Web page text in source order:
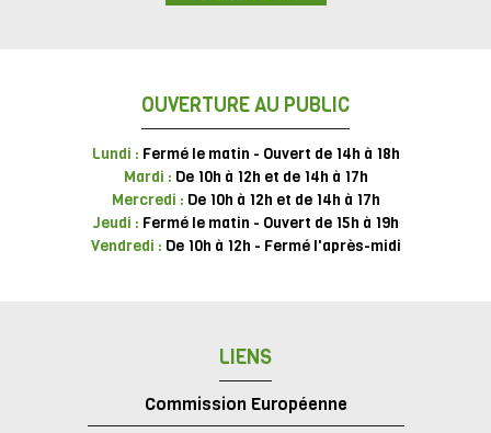
OUVERTURE AU PUBLIC
Lundi : Fermé le matin - Ouvert de 14h à 18h
Mardi : De 10h à 12h et de 14h à 17h
Mercredi : De 10h à 12h et de 14h à 17h
Jeudi : Fermé le matin - Ouvert de 15h à 19h
Vendredi : De 10h à 12h - Fermé l'après-midi
LIENS
Commission Européenne